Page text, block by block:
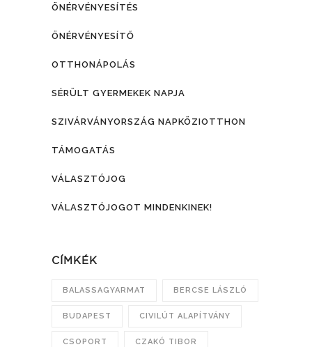
ÖNÉRVÉNYESÍTÉS
ÖNÉRVÉNYESÍTŐ
OTTHONÁPOLÁS
SÉRÜLT GYERMEKEK NAPJA
SZIVÁRVÁNYORSZÁG NAPKÖZIOTTHON
TÁMOGATÁS
VÁLASZTÓJOG
VÁLASZTÓJOGOT MINDENKINEK!
CÍMKÉK
BALASSAGYARMAT BERCSE LÁSZLÓ
BUDAPEST CIVILÚT ALAPÍTVÁNY
CSOPORT CZAKÓ TIBOR